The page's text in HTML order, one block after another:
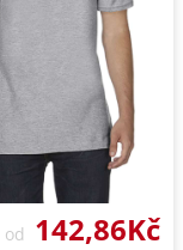
od 142,86Kč